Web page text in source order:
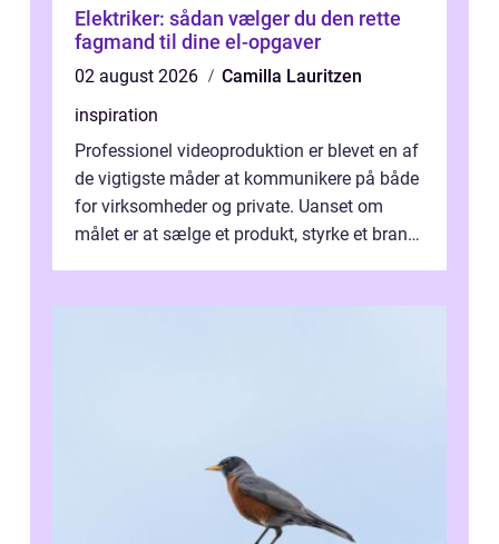
Elektriker: sådan vælger du den rette
fagmand til dine el-opgaver
02 august 2026
Camilla Lauritzen
inspiration
Professionel videoproduktion er blevet en af
de vigtigste måder at kommunikere på både
for virksomheder og private. Uanset om
målet er at sælge et produkt, styrke et brand,